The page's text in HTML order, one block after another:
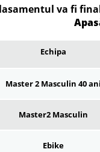
va fi